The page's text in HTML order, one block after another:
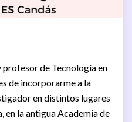
profesor de Tecnología en
de incorporarme a la
en distintos lugares
en la antigua Academia de